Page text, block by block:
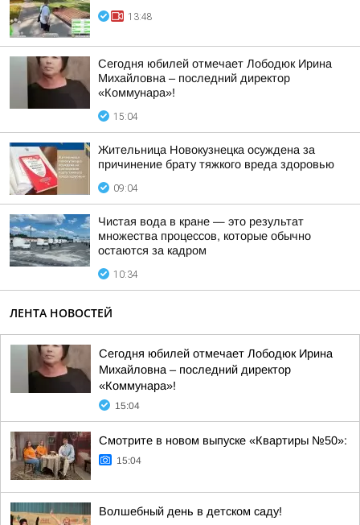
13:48
Сегодня юбилей отмечает Лободюк Ирина
Михайловна – последний директор
«Коммунара»!
15:04
Жительница Новокузнецка осуждена за
причинение брату тяжкого вреда здоровью
09:04
Чистая вода в кране — это результат
множества процессов, которые обычно
остаются за кадром
10:34
ЛЕНТА НОВОСТЕЙ
Сегодня юбилей отмечает Лободюк Ирина
Михайловна – последний директор
«Коммунара»!
15:04
Смотрите в новом выпуске «Квартиры №50»:
15:04
Волшебный день в детском саду!